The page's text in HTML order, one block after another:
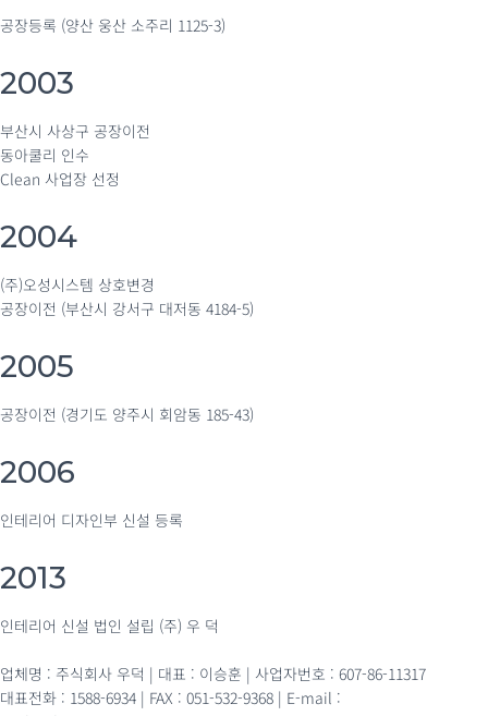
공장등록 (양산 웅산 소주리 1125-3)
2003
부산시 사상구 공장이전
동아쿨리 인수
Clean 사업장 선정
2004
(주)오성시스템 상호변경
공장이전 (부산시 강서구 대저동 4184-5)
2005
공장이전 (경기도 양주시 회암동 185-43)
2006
인테리어 디자인부 신설 등록
2013
인테리어 신설 법인 설립 (주) 우 덕
업체명 : 주식회사 우덕 | 대표 : 이승훈 | 사업자번호 : 607-86-11317
대표전화 : 1588-6934 | FAX : 051-532-9368 | E-mail :